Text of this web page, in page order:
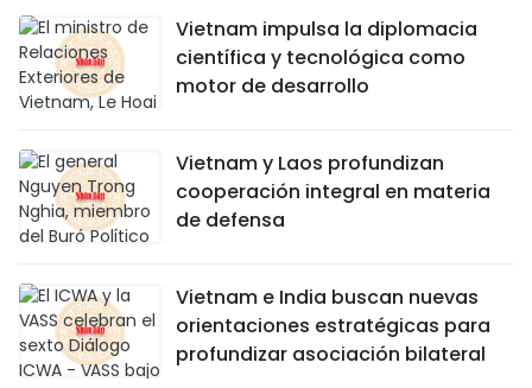
Vietnam impulsa la diplomacia
científica y tecnológica como
motor de desarrollo
Vietnam y Laos profundizan
cooperación integral en materia
de defensa
Vietnam e India buscan nuevas
orientaciones estratégicas para
profundizar asociación bilateral